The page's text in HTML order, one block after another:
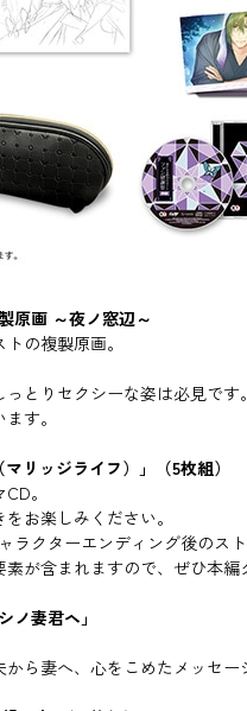
原画 ～夜ノ窓辺～
の複製原画。
とりセクシーな姿は必見です。
す。
リッジライフ）」（5枚組）
。
お楽しみください。
クターエンディング後のスト
が含まれますので、ぜひ本編
ノ妻君ヘ」
ら妻へ、心をこめたメッセー